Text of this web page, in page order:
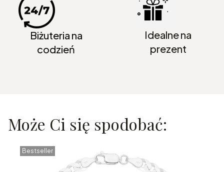
Biżuteria na
codzień
Idealne na
prezent
Może Ci się spodobać:
Bestseller